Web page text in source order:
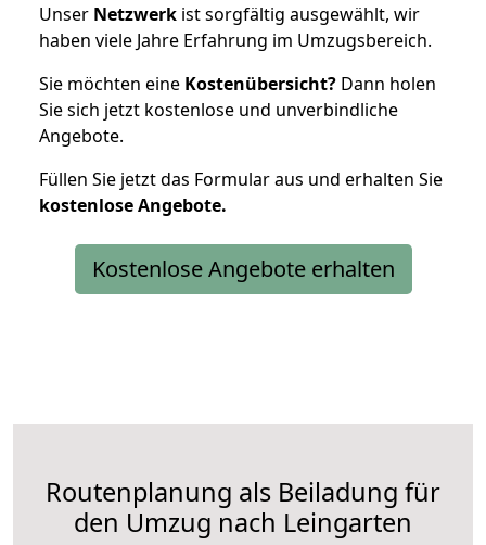
Unser Netzwerk ist sorgfältig ausgewählt, wir
haben viele Jahre Erfahrung im Umzugsbereich.
Sie möchten eine Kostenübersicht? Dann holen
Sie sich jetzt kostenlose und unverbindliche
Angebote.
Füllen Sie jetzt das Formular aus und erhalten Sie
kostenloseAngebote.
Kostenlose Angebote erhalten
Routenplanung als Beiladung für
den Umzug nach Leingarten